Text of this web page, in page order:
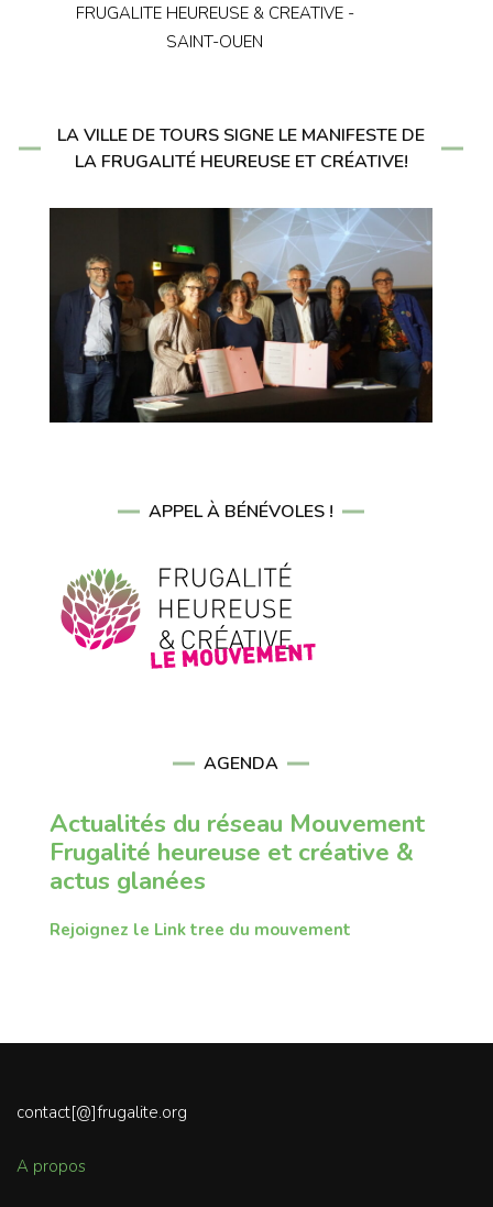
FRUGALITE HEUREUSE & CREATIVE -
SAINT-OUEN
LA VILLE DE TOURS SIGNE LE MANIFESTE DE
LA FRUGALITÉ HEUREUSE ET CRÉATIVE!
APPEL À BÉNÉVOLES !
AGENDA
Actualités du réseau Mouvement
Frugalité heureuse et créative &
actus glanées
Rejoignez le Link tree du mouvement
contact[@]frugalite.org
A propos